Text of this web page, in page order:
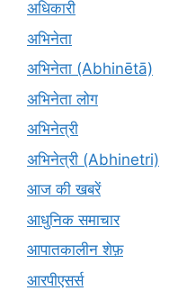
अधिकारी
अभिनेता
अभिनेता (Abhinētā)
अभिनेता लोग
अभिनेत्री
अभिनेत्री (Abhinetri)
आज की खबरें
आधुनिक समाचार
आपातकालीन शेफ़
आरपीएसर्स